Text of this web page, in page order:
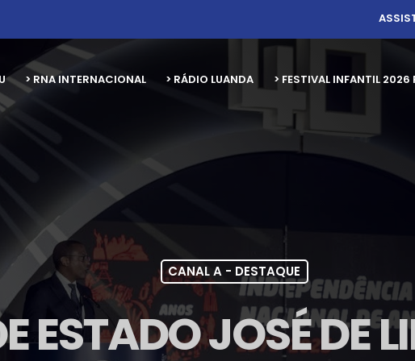
> RNA INTERNACIONAL > RÁDIO LUANDA > FESTIVAL INFANTIL
CANAL A - DESTAQUE
ESTADO JOSÉ DE